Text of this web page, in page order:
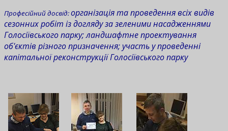
Професійний досвід:організація та проведення всіх видів
сезонних робіт із догляду за зеленими насадженнями
Голосіївського парку;ландшафтне проектування
об'єктів різного призначення;участь у проведенні
капітальної реконструкції Голосіївського парку